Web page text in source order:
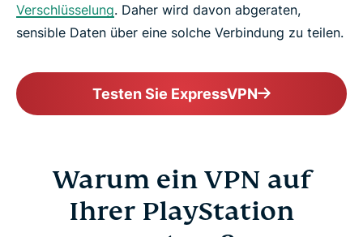
Verschlüsselung. Daher wird davon abgeraten,
sensible Daten über eine solche Verbindung zu teilen.
Testen Sie ExpressVPN
Warum ein VPN auf
Ihrer PlayStation